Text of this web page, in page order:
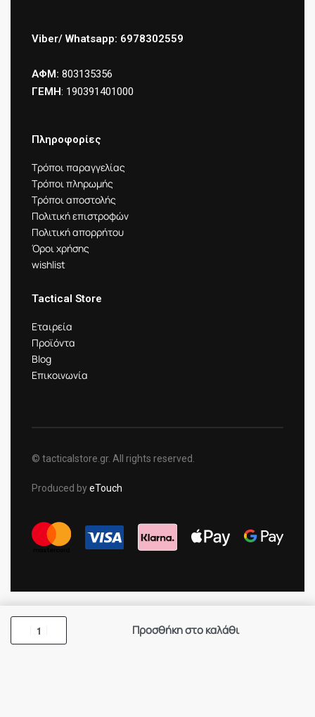
Viber/ Whatsapp: 6978302559
ΑΦΜ: 803135356
ΓΕΜΗ: 190391401000
Πληροφορίες
Τρόποι παραγγελίας
Τρόποι πληρωμής
Τρόποι αποστολής
Πολιτική επιστροφών
Πολιτική απορρήτου
Όροι χρήσης
wishlist
Tactical Store
Εταιρεία
Προϊόντα
Blog
Επικοινωνία
© tacticalstore.gr. All rights reserved.
Produced byeTouch
Προσθήκη στο καλάθι